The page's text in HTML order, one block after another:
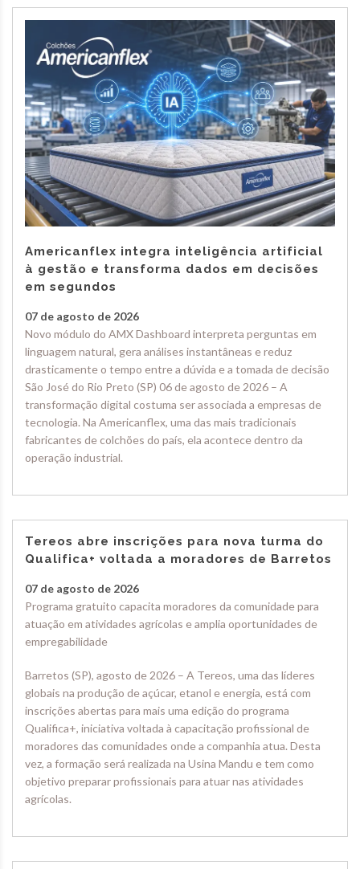
Americanflex integra inteligência artificial
à gestão e transforma dados em decisões
em segundos
07 de agosto de 2026
Novo módulo do AMX Dashboard interpreta perguntas em
linguagem natural, gera análises instantâneas e reduz
drasticamente o tempo entre a dúvida e a tomada de decisão
São José do Rio Preto (SP) 06 de agosto de 2026 – A
transformação digital costuma ser associada a empresas de
tecnologia. Na Americanflex, uma das mais tradicionais
fabricantes de colchões do país, ela acontece dentro da
operação industrial.
Tereos abre inscrições para nova turma do
Qualifica+ voltada a moradores de Barretos
07 de agosto de 2026
Programa gratuito capacita moradores da comunidade para
atuação em atividades agrícolas e amplia oportunidades de
empregabilidade
Barretos (SP), agosto de 2026 – A Tereos, uma das líderes
globais na produção de açúcar, etanol e energia, está com
inscrições abertas para mais uma edição do programa
Qualifica+, iniciativa voltada à capacitação profissional de
moradores das comunidades onde a companhia atua. Desta
vez, a formação será realizada na Usina Mandu e tem como
objetivo preparar profissionais para atuar nas atividades
agrícolas.